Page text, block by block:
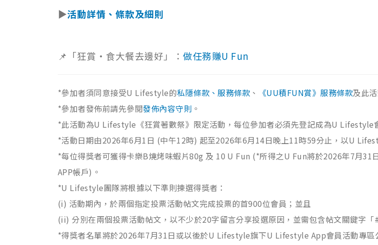
▶活動詳情 、條款及細則
📌「狂賞‧食大餐去邊好」：做任務賺U Fun
*參加者須同意接受U Lifestyle的私隱條款、服務條款 、 《UU積FUN賞》服務條款及此
*參加者發佈前請先參閱發佈內容守則 。
*此活動為U Lifestyle《狂賞著數祭》限定活動，每位參加者必須先登記成為U Lifestyle
*活動日期由2026年6月1日 (中午12時) 起至2026年6月14日晚上11時59分止，以U
*每位得獎者可獲得卡樂B燒烤味蝦片80g 及 10 U Fun (*所得之U Fun將於2026年7月
APP帳戶)。
*U Lifestyle團隊將根據以下準則揀選得獎者：
(i) 活動期內，於兩個指定投票活動帖文完成投票的首900位會員；並且
(ii) 分別在兩個投票活動帖文，以不少於20字留言分享投選原因，並需包含帖文關鍵字「#
*得獎者名單將於2026年7月31日或以後於U Lifestyle旗下U Lifestyle App會員活動專區